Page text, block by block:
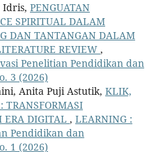
Idris, PENGUATAN
SPIRITUAL DALAM
DAN TANTANGAN DALAM
REVIEW ,
Penelitian Pendidikan dan
3 (2026)
Anita Puji Astutik, KLIK,
TRANSFORMASI
ERA DIGITAL , LEARNING :
Pendidikan dan
1 (2026)